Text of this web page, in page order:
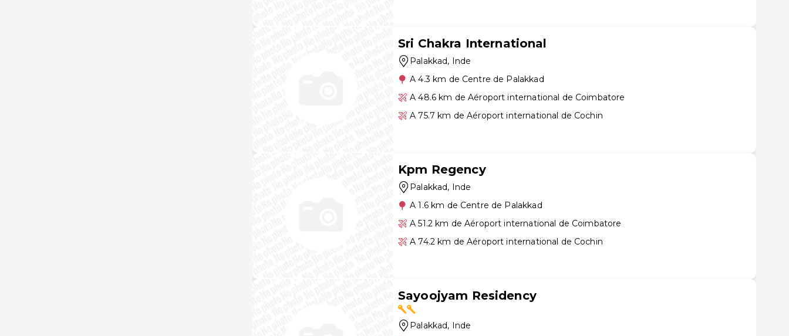
Sri Chakra International
Palakkad, Inde
A 4.3 km de Centre de Palakkad
A 48.6 km de Aéroport international de Coimbatore
A 75.7 km de Aéroport international de Cochin
Kpm Regency
Palakkad, Inde
A 1.6 km de Centre de Palakkad
A 51.2 km de Aéroport international de Coimbatore
A 74.2 km de Aéroport international de Cochin
Sayoojyam Residency
Palakkad, Inde